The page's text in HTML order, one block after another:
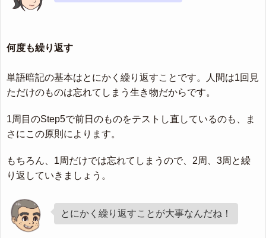
何度も繰り返す
単語暗記の基本はとにかく繰り返すことです。人間は1回見
ただけのものは忘れてしまう生き物だからです。
1周目のStep5で前日のものをテストし直しているのも、ま
さにこの原則によります。
もちろん、1周だけでは忘れてしまうので、2周、3周と繰
り返していきましょう。
とにかく繰り返すことが大事なんだね！